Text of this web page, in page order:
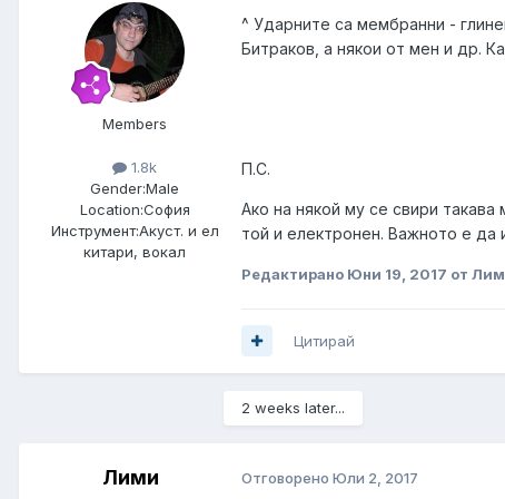
Members
1.8k
Gender:Male
Location:София
Инструмент:Акуст. и ел
китари, вокал
^ Ударните са мембранни -
Битраков, а някои от мен и др.
П.С.
Ако на някой му се свири
той и електронен. Важното е да
Редактирано Юни 19, 2017 от
Цитирай
2 weeks later...
Лими Отговорено Юли 2, 2017